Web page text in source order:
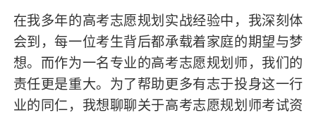
在我多年的高考志愿规划实战经验中，我深刻体
会到，每一位考生背后都承载着家庭的期望与梦
想。而作为一名专业的高考志愿规划师，我们的
责任更是重大。为了帮助更多有志于投身这一行
业的同仁，我想聊聊关于高考志愿规划师考试资